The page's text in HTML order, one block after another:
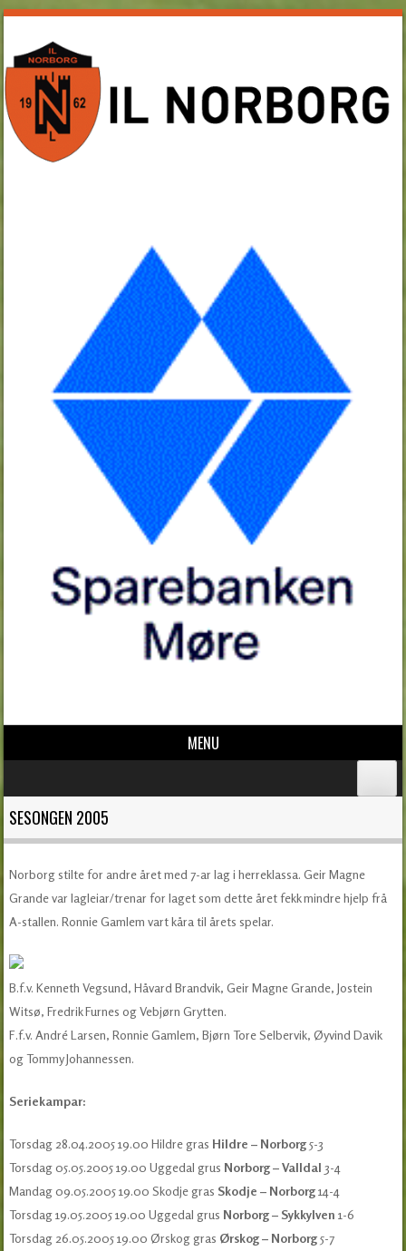
MENU
SESONGEN 2005
Norborg stilte for andre året med 7-ar lag i herreklassa. Geir Magne
Grande var lagleiar/trenar for laget som dette året fekk mindre hjelp frå
A-stallen. Ronnie Gamlem vart kåra til årets spelar.
B.f.v. Kenneth Vegsund, Håvard Brandvik, Geir Magne Grande, Jostein
Witsø, Fredrik Furnes og Vebjørn Grytten.
F.f.v. André Larsen, Ronnie Gamlem, Bjørn Tore Selbervik, Øyvind Davik
og Tommy Johannessen.
Seriekampar:
Torsdag 28.04.2005 19.00 Hildre gras Hildre – Norborg5-3
Torsdag 05.05.2005 19.00 Uggedal grus Norborg – Valldal3-4
Mandag 09.05.2005 19.00 Skodje gras Skodje – Norborg14-4
Torsdag 19.05.2005 19.00 Uggedal grus Norborg – Sykkylven1-6
Torsdag 26.05.2005 19.00 Ørskog gras Ørskog – Norborg5-7